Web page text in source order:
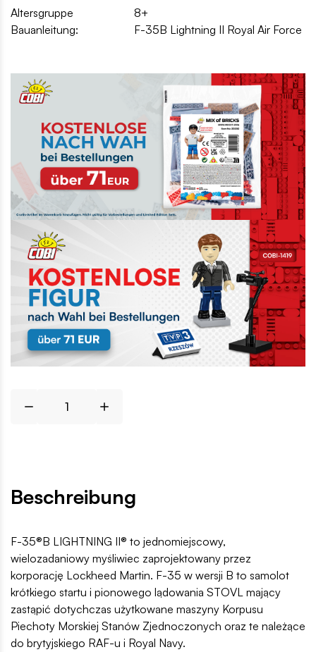
Altersgruppe
8+
Bauanleitung:
F-35B Lightning II Royal Air Force
Beschreibung
F-35®B LIGHTNING II® to jednomiejscowy,
wielozadaniowy myśliwiec zaprojektowany przez
korporację Lockheed Martin. F-35 w wersji B to samolot
krótkiego startu i pionowego lądowania STOVL mający
zastąpić dotychczas użytkowane maszyny Korpusu
Piechoty Morskiej Stanów Zjednoczonych oraz te należące
do brytyjskiego RAF-u i Royal Navy.